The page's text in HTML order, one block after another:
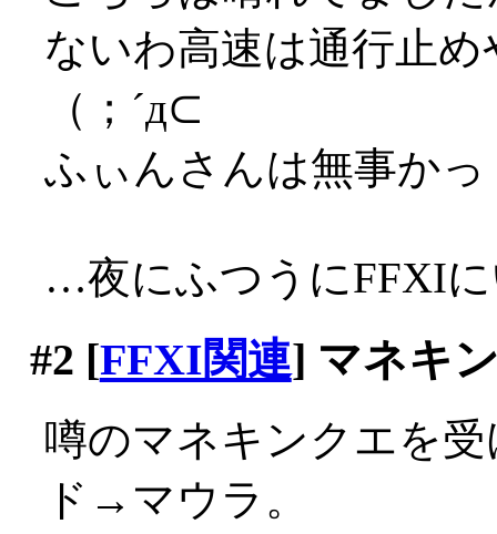
ないわ高速は通行止
（；´д⊂
ふぃんさんは無事かっ
…夜にふつうにFFXI
#2 [FFXI関連] マネキ
噂のマネキンクエを
ド→マウラ。